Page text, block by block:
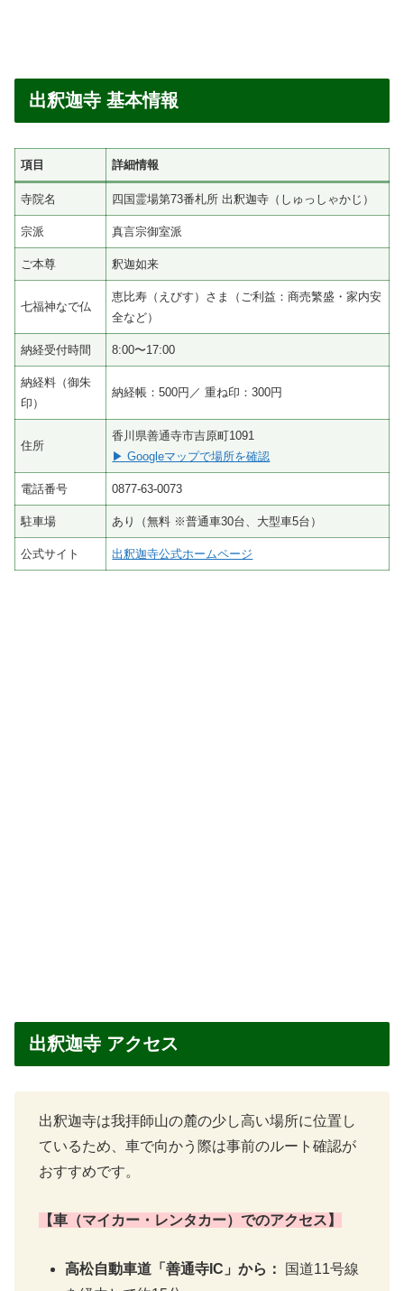
出釈迦寺 基本情報
項目 詳細情報
寺院名 四国霊場第73番札所 出釈迦寺（しゅっしゃかじ）
宗派 真言宗御室派
ご本尊 釈迦如来
七福神なで仏
恵比寿（えびす）さま（ご利益：商売繁盛・家内安
全など）
納経受付時間 8:00〜17:00
納経料（御朱
印）
納経帳：500円／ 重ね印：300円
住所
香川県善通寺市吉原町1091
▶ Googleマップで場所を確認
電話番号 0877-63-0073
駐車場 あり（無料 ※普通車30台、大型車5台）
公式サイト 出釈迦寺公式ホームページ
出釈迦寺 アクセス
出釈迦寺は我拝師山の麓の少し高い場所に位置し
ているため、車で向かう際は事前のルート確認が
おすすめです。
【車（マイカー・レンタカー）でのアクセス】
高松自動車道「善通寺IC」から：
国道11号線